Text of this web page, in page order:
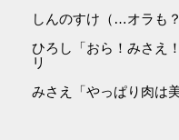
しんのすけ（…オラも
ひろし「おら！みさえ
リ
みさえ「やっぱり肉は